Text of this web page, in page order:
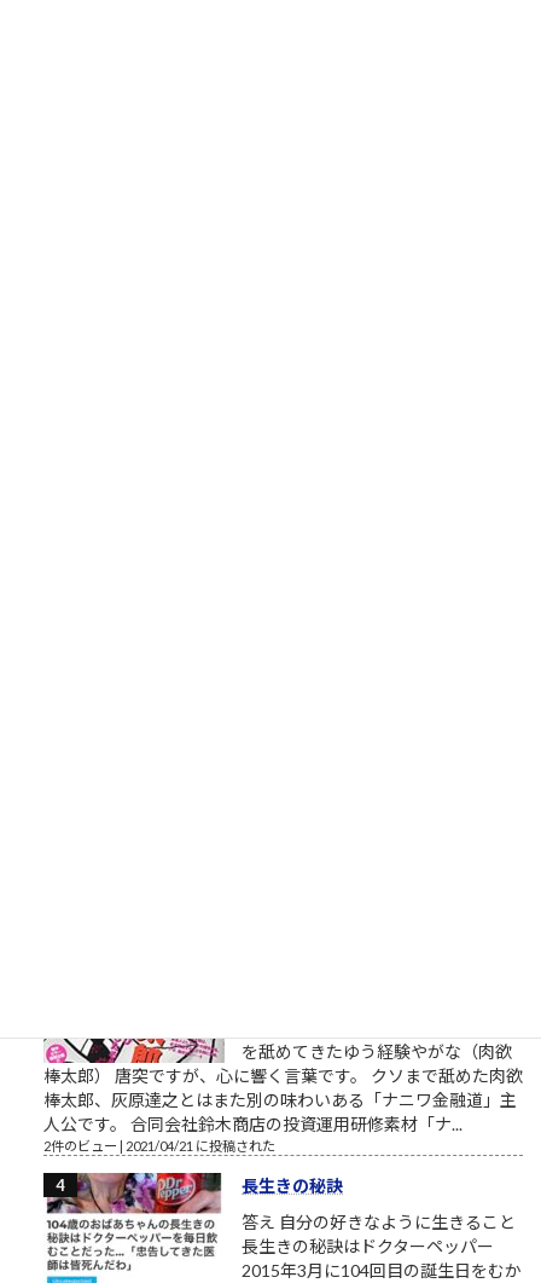
を舐めてきたゆう経験やがな（肉欲
棒太郎） 唐突ですが、心に響く言葉です。 クソまで舐めた肉欲
棒太郎、灰原達之とはまた別の味わいある「ナニワ金融道」主
人公です。 合同会社鈴木商店の投資運用研修素材「ナ...
2件のビュー | 2021/04/21 に投稿された
長生きの秘訣
答え 自分の好きなように生きること
長生きの秘訣はドクターペッパー
2015年3月に104回目の誕生日をむか